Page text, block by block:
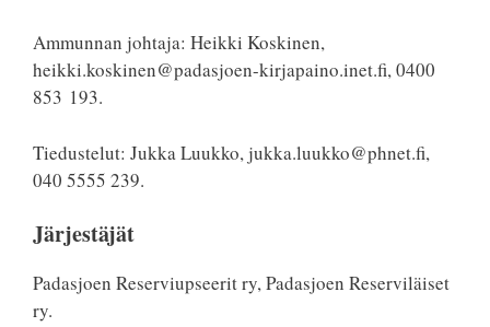
Ammunnan johtaja: Heikki Koskinen,
heikki.koskinen@padasjoen-kirjapaino.inet.fi, 0400
853 193.
Tiedustelut: Jukka Luukko, jukka.luukko@phnet.fi,
040 5555 239.
Järjestäjät
Padasjoen Reserviupseerit ry, Padasjoen Reserviläiset
ry.